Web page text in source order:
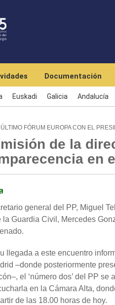
Documentación
Euskadi Galicia Andalucía
FÓRUM EUROPA CON EL
de la
en
general del PP, Miguel
la Guardia Civil, Mercedes
llegada a este encuentro
–donde posteriormente
el ‘número dos’ del PP
en la Cámara Alta,
de las 18.00 horas de hoy.